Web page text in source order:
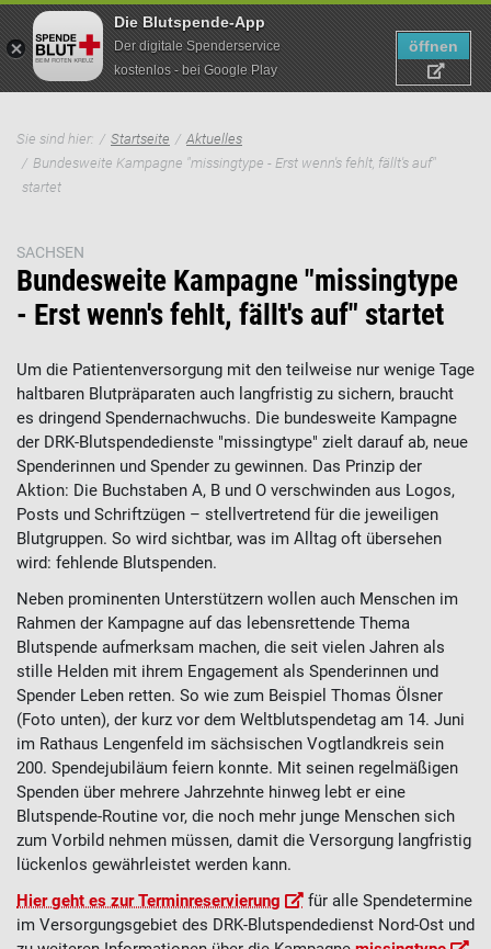
zum
Inhalt
Sie sind hier: Startseite
Aktuelles
Bundesweite Kampagne "missingtype - Erst wenn's fehlt, fällt's auf"
startet
Suche
SACHSEN
Bundesweite Kampagne "missingtype
- Erst wenn's fehlt, fällt's auf" startet
Um die Patientenversorgung mit den teilweise nur wenige Tage
haltbaren Blutpräparaten auch langfristig zu sichern, braucht
es dringend Spendernachwuchs. Die bundesweite Kampagne
der DRK-Blutspendedienste "missingtype" zielt darauf ab, neue
Spenderinnen und Spender zu gewinnen. Das Prinzip der
Aktion: Die Buchstaben A, B und O verschwinden aus Logos,
Posts und Schriftzügen – stellvertretend für die jeweiligen
Blutgruppen. So wird sichtbar, was im Alltag oft übersehen
wird: fehlende Blutspenden.
Neben prominenten Unterstützern wollen auch Menschen im
Rahmen der Kampagne auf das lebensrettende Thema
Blutspende aufmerksam machen, die seit vielen Jahren als
stille Helden mit ihrem Engagement als Spenderinnen und
Spender Leben retten. So wie zum Beispiel Thomas Ölsner
(Foto unten), der kurz vor dem Weltblutspendetag am 14. Juni
im Rathaus Lengenfeld im sächsischen Vogtlandkreis sein
200. Spendejubiläum feiern konnte. Mit seinen regelmäßigen
Spenden über mehrere Jahrzehnte hinweg lebt er eine
Blutspende-Routine vor, die noch mehr junge Menschen sich
zum Vorbild nehmen müssen, damit die Versorgung langfristig
lückenlos gewährleistet werden kann.
Hier geht es zur Terminreservierung
für alle Spendetermine
im Versorgungsgebiet des DRK-Blutspendedienst Nord-Ost und
Die Blutspende-App
Der digitale Spenderservice
kostenlos - bei Google Play
öffnen